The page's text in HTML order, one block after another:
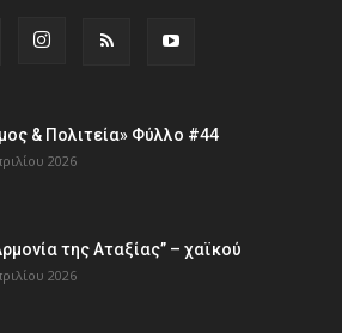
& Πολιτεία» Φύλλο #44
2026
της Αταξίας” – χαϊκού
2026